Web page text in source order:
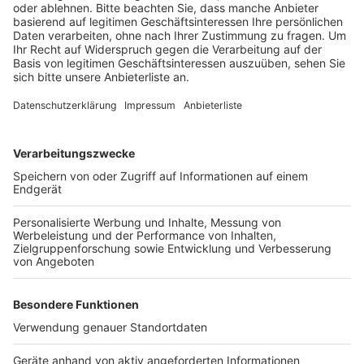
Anzeige
Der Kampfmittelräumdienst rückte laut Polizei schnell
zum Abtransport. Evakuierungen waren nicht nötig, da
rund um das Feld keine Gebäude waren.
Anzeige
Anzeige